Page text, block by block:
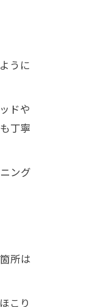
うに
ドや
丁寧
ング
所は
こり